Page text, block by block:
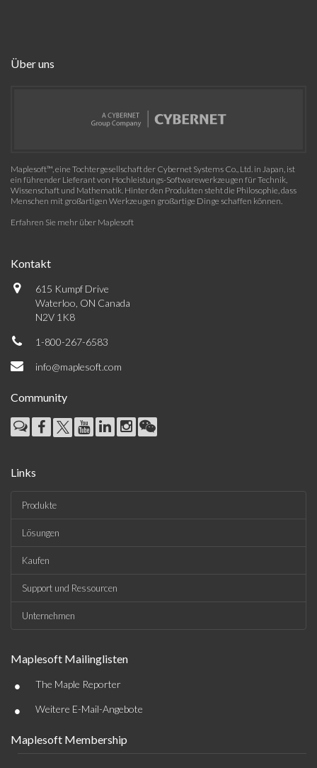
Über uns
Maplesoft™, eine Tochtergesellschaft der Cybernet Systems Co., Ltd. in Japan, ist
ein führender Lieferant von Hochleistungs-Softwarewerkzeugen für Technik,
Wissenschaft und Mathematik. Hinter den Produkten steht die Philosophie, dass
Menschen mit großartigen Werkzeugen großartige Dinge schaffen können.
Erfahren Sie mehr über Maplesoft
Kontakt
615 Kumpf Drive
Waterloo, ON Canada
N2V 1K8
1-800-267-6583
info@maplesoft.com
Community
Links
Produkte
Lösungen
Kaufen
Support und Ressourcen
Unternehmen
Maplesoft Mailinglisten
• The Maple Reporter
• Weitere E-Mail-Angebote
Maplesoft Membership